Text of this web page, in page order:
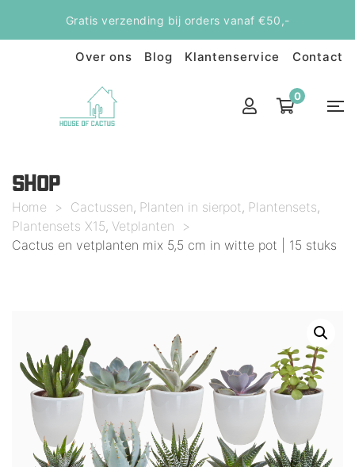
Gratis verzending bij orders vanaf €50,-
Over ons Blog Klantenservice Contact
0
SHOP
Home > Cactussen, Planten in sierpot, Plantensets,
Plantensets X15, Vetplanten
>
Cactus en vetplanten mix 5,5 cm in witte pot | 15 stuks